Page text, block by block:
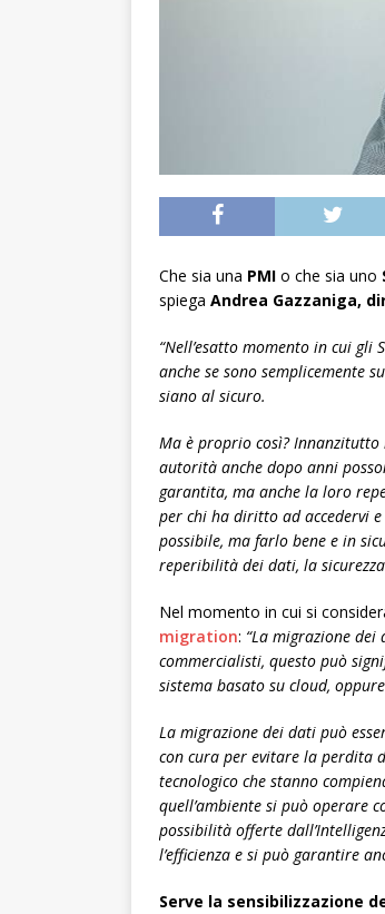
Che sia una PMI o che sia uno
spiega Andrea Gazzaniga,
“Nell’esatto momento in cui
anche se sono semplicemente
siano al sicuro.
Ma è proprio così?
autorità anche dopo anni
garantita, ma anche la loro
per chi ha diritto ad accedervi
possibile, ma farlo bene e in
reperibilità dei dati, la
Nel momento in cui si
migration: “La migrazione
commercialisti, questo può
sistema basato su cloud,
La migrazione dei dati può
con cura per evitare la perdita
tecnologico che stanno
quell’ambiente si può operare
possibilità offerte
l’efficienza e si può garantire
Serve la sensibilizzazione